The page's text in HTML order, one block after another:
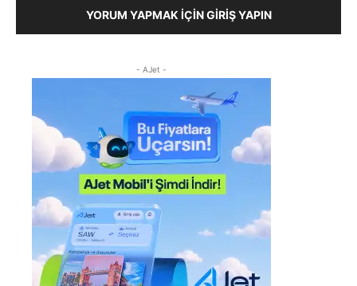
YORUM YAPMAK İÇIN GIRIŞ YAPIN
- AJet -